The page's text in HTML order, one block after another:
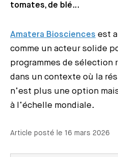
tomates, de blé…
Amatera Biosciences est
comme un acteur solide
programmes de sélection
dans un contexte où la
n’est plus une option
à l’échelle mondiale.
Article posté le 16 mars 2026